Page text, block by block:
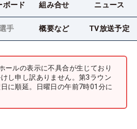
ボード 組み合せ ニュース
手 概要など TV放送予定
ールの表示に不具合が生じており
し申し訳ありません。第3ラウン
に順延。日曜日の午前7時01分に